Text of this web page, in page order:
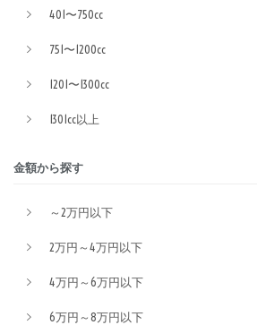
401〜750cc
751〜1200cc
1201〜1300cc
1301cc以上
金額から探す
～2万円以下
2万円～4万円以下
4万円～6万円以下
6万円～8万円以下